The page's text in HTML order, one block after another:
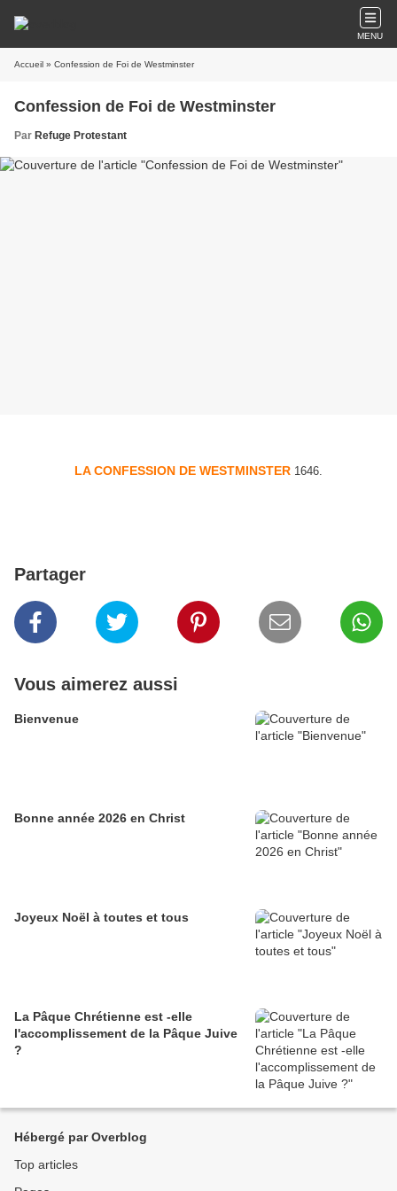
MENU
Accueil » Confession de Foi de Westminster
Confession de Foi de Westminster
Par Refuge Protestant
LA CONFESSION DE WESTMINSTER 1646.
Partager
Vous aimerez aussi
Bienvenue
Bonne année 2026 en Christ
Joyeux Noël à toutes et tous
La Pâque Chrétienne est -elle
l'accomplissement de la Pâque Juive
?
Hébergé par Overblog
Top articles